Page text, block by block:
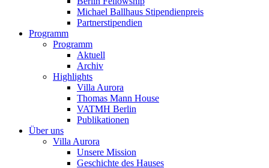
Michael Ballhaus Stipendienpreis
Partnerstipendien
Programm
Programm
Aktuell
Archiv
Highlights
Villa Aurora
Thomas Mann House
VATMH Berlin
Publikationen
Über uns
Villa Aurora
Unsere Mission
Geschichte des Hauses